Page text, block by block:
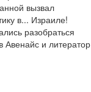
вызвал
в... Израиле!
разобраться
Авенайс и литератор